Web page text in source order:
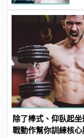
除了棒式、仰臥起
戰動作幫你訓練核心